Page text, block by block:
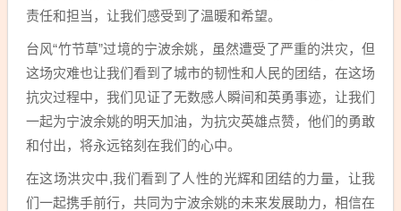
责任和担当，让我们感受到了温暖和希望。
台风“竹节草”过境的宁波余姚，虽然遭受了严重的洪灾，但
这场灾难也让我们看到了城市的韧性和人民的团结，在这场
抗灾过程中，我们见证了无数感人瞬间和英勇事迹，让我们
一起为宁波余姚的明天加油，为抗灾英雄点赞，他们的勇敢
和付出，将永远铭刻在我们的心中。
在这场洪灾中,我们看到了人性的光辉和团结的力量，让我
们一起携手前行，共同为宁波余姚的未来发展助力，相信在